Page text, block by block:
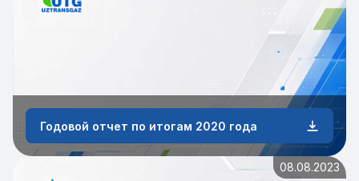
Годовой отчет по итогам 2020 года
08.08.2023